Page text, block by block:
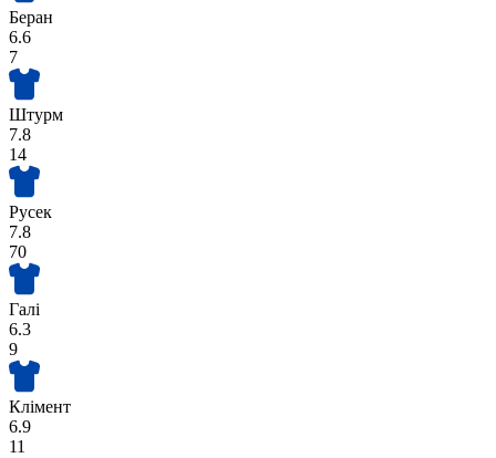
Беран
6.6
7
Штурм
7.8
14
Русек
7.8
70
Галі
6.3
9
Клімент
6.9
11